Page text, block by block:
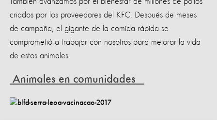
criados por los proveedores del KFC. Después de meses
de campaña, el gigante de la comida rápida se
comprometió a trabajar con nosotros para mejorar la vida
de estos animales.
Animales en comunidades